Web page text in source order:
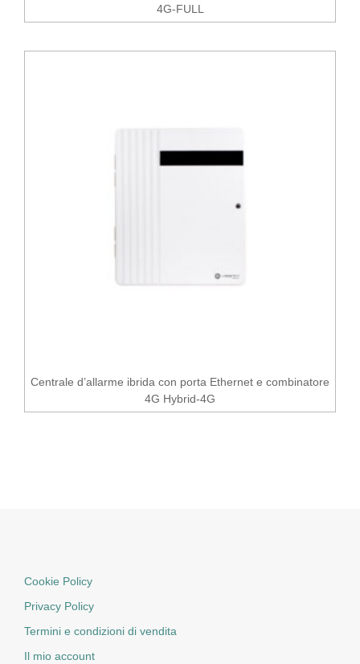
4G-FULL
Centrale d’allarme ibrida con porta Ethernet e combinatore
4G Hybrid-4G
Cookie Policy
Privacy Policy
Termini e condizioni di vendita
Il mio account